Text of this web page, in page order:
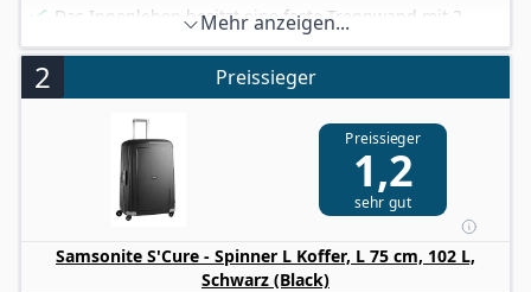
Das Innenleben besitzt eine feste Trennwand mit 2
Reißverschlusstaschen und versenkten, verstellbaren
Packgurten, die versichern, dass Ihre Sachen nicht
Leichtlaufende Doppelrollen sorgen für einen
angenehmen Transport + Alle Größen verfügen über
die Erweiterungsfunktion
Hergestellt wird der Intuo aus leichtem und
kratzfestem Polypropylen + Innenraum teilweise aus
Mehr anzeigen...
2 Preissieger
Preissieger
1,2
sehr gut
Samsonite S'Cure - Spinner L Koffer, L 75 cm, 102 L,
Schwarz (Black)